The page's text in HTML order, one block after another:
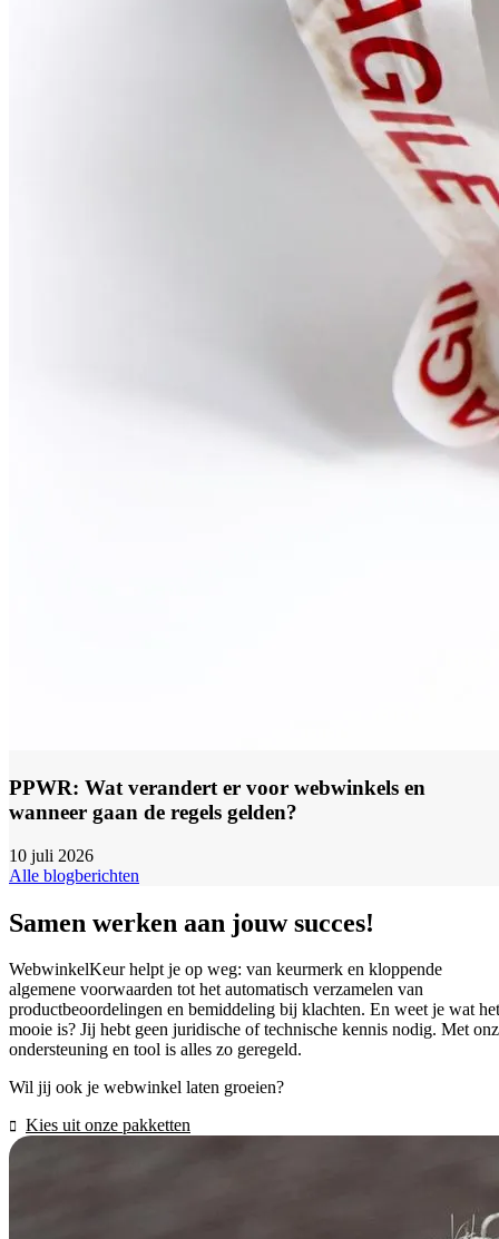
PPWR: Wat verandert er voor webwinkels en
wanneer gaan de regels gelden?
10 juli 2026
Alle blogberichten
Samen werken aan jouw succes!
WebwinkelKeur helpt je op weg: van keurmerk en kloppende
algemene voorwaarden tot het automatisch verzamelen van
productbeoordelingen en bemiddeling bij klachten. En weet je wat het
mooie is? Jij hebt geen juridische of technische kennis nodig. Met
ondersteuning en tool is alles zo geregeld.
Wil jij ook je webwinkel laten groeien?
Kies uit onze pakketten